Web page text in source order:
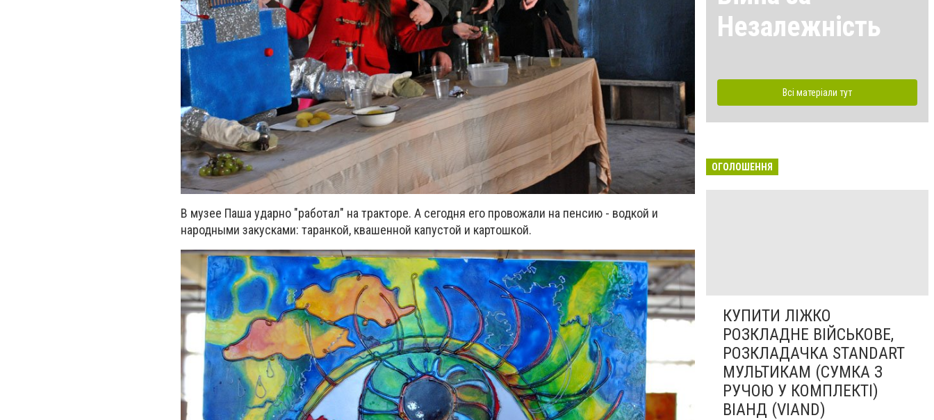
В музее Паша ударно "работал" на тракторе. А сегодня его провожали на пенсию - водкой и
народными закусками: таранкой, квашенной капустой и картошкой.
Незалежність
Всі матеріали тут
ОГОЛОШЕННЯ
КУПИТИ ЛІЖКО
РОЗКЛАДНЕ ВІЙСЬКОВЕ,
РОЗКЛАДАЧКА STANDART
МУЛЬТИКАМ (СУМКА З
РУЧОЮ У КОМПЛЕКТІ)
ВІАНД (VIAND)